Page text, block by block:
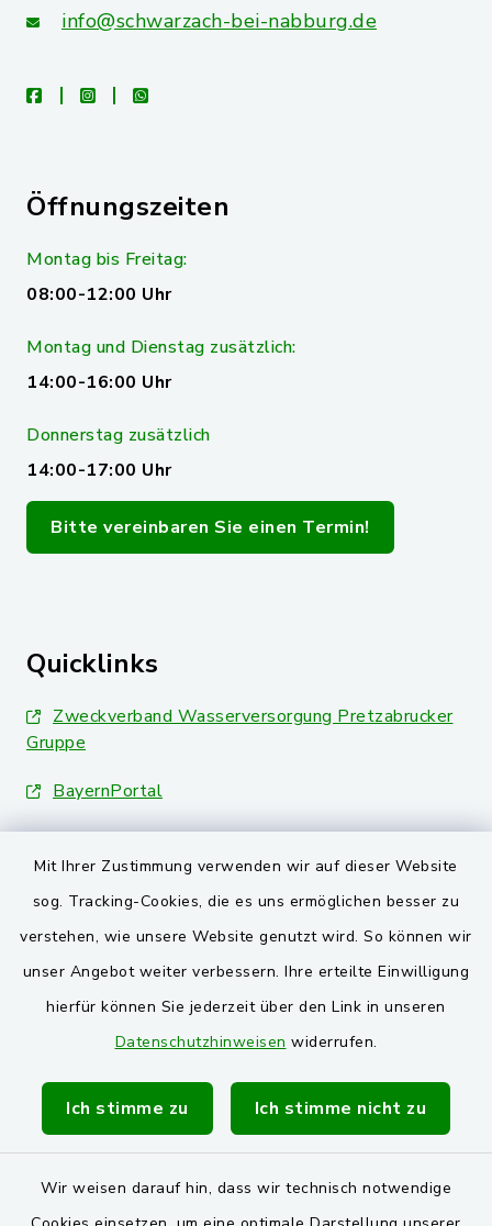
Mit Ihrer Zustimmung verwenden wir auf dieser Website
sog. Tracking-Cookies, die es uns ermöglichen besser zu
verstehen, wie unsere Website genutzt wird. So können wir
unser Angebot weiter verbessern. Ihre erteilte Einwilligung
hierfür können Sie jederzeit über den Link in unseren
Datenschutzhinweisen widerrufen.
Ich stimme zu Ich stimme nicht zu
Wir weisen darauf hin, dass wir technisch notwendige
info@schwarzach-bei-nabburg.de
facebookinstagramwhatsapp
Öffnungszeiten
Montag bis Freitag:
08:00-12:00 Uhr
Montag und Dienstag zusätzlich:
14:00-16:00 Uhr
Donnerstag zusätzlich
14:00-17:00 Uhr
Bitte vereinbaren Sie einen Termin!
Quicklinks
Zweckverband Wasserversorgung Pretzabrucker
Gruppe
BayernPortal
Landkreis Schwandorf
VG und Gemeinden
Markt Schwarzenfeld
Gemeinde Stulln
Verwaltungsgemeinschaft Schwarzenfeld